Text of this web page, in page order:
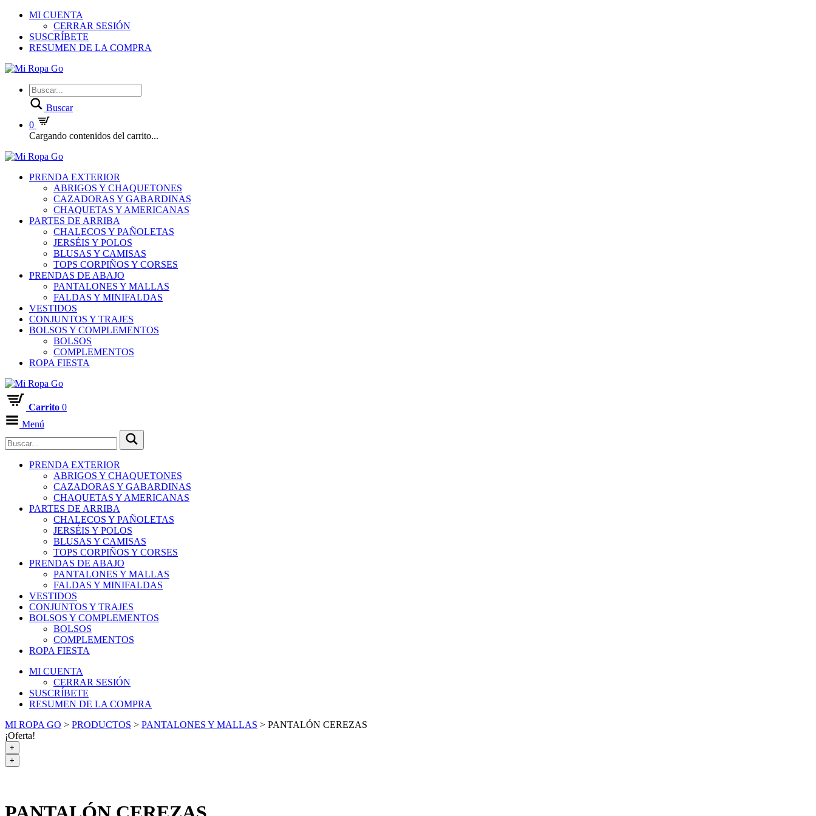
MI CUENTA
CERRAR SESIÓN
SUSCRÍBETE
RESUMEN DE LA COMPRA
Buscar
0
Cargando contenidos del carrito...
PRENDA EXTERIOR
ABRIGOS Y CHAQUETONES
CAZADORAS Y GABARDINAS
CHAQUETAS Y AMERICANAS
PARTES DE ARRIBA
CHALECOS Y PAÑOLETAS
JERSÉIS Y POLOS
BLUSAS Y CAMISAS
TOPS CORPIÑOS Y CORSES
PRENDAS DE ABAJO
PANTALONES Y MALLAS
FALDAS Y MINIFALDAS
VESTIDOS
CONJUNTOS Y TRAJES
BOLSOS Y COMPLEMENTOS
BOLSOS
COMPLEMENTOS
ROPA FIESTA
Carrito 0
Menú
PRENDA EXTERIOR
ABRIGOS Y CHAQUETONES
CAZADORAS Y GABARDINAS
CHAQUETAS Y AMERICANAS
PARTES DE ARRIBA
CHALECOS Y PAÑOLETAS
JERSÉIS Y POLOS
BLUSAS Y CAMISAS
TOPS CORPIÑOS Y CORSES
PRENDAS DE ABAJO
PANTALONES Y MALLAS
FALDAS Y MINIFALDAS
VESTIDOS
CONJUNTOS Y TRAJES
BOLSOS Y COMPLEMENTOS
BOLSOS
COMPLEMENTOS
ROPA FIESTA
MI CUENTA
CERRAR SESIÓN
SUSCRÍBETE
RESUMEN DE LA COMPRA
MI ROPA GO > PRODUCTOS > PANTALONES Y MALLAS > PANTALÓN CEREZAS
¡Oferta!
+
+